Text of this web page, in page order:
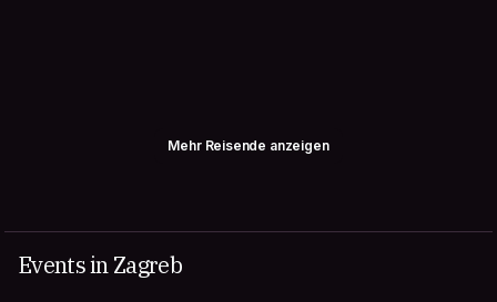
Mehr Reisende anzeigen
Events in Zagreb